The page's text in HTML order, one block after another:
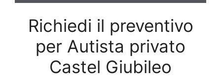
Richiedi il preventivo
per Autista privato
Castel Giubileo